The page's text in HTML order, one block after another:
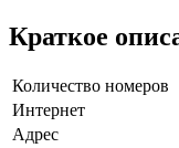
Краткое
Количество номеров
Интернет
Адрес